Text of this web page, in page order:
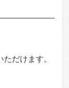
だけます。